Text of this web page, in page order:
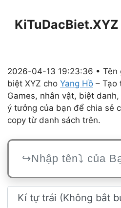
KiTuDacBiet.XYZ
2026-04-13 19:23:36 •
biệt XYZ cho Yang Hồ – Tạo
Games, nhân vật, biệt
ý tưởng của bạn để chia sẻ
copy từ danh sách trên.